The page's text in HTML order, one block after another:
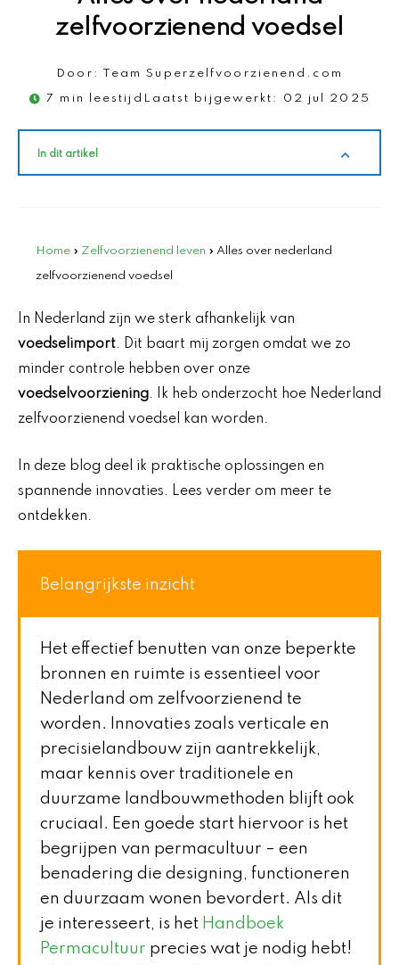
zelfvoorzienend voedsel
Door: Team Superzelfvoorzienend.com
7 min leestijd Laatst bijgewerkt: 02 jul 2025
In dit artikel
Home » Zelfvoorzienend leven » Alles over nederland
zelfvoorzienend voedsel
In Nederland zijn we sterk afhankelijk van
voedselimport. Dit baart mij zorgen omdat we zo
minder controle hebben over onze
voedselvoorziening. Ik heb onderzocht hoe Nederland
zelfvoorzienend voedsel kan worden.
In deze blog deel ik praktische oplossingen en
spannende innovaties. Lees verder om meer te
ontdekken.
Belangrijkste inzicht
Het effectief benutten van onze beperkte
bronnen en ruimte is essentieel voor
Nederland om zelfvoorzienend te
worden. Innovaties zoals verticale en
precisielandbouw zijn aantrekkelijk,
maar kennis over traditionele en
duurzame landbouwmethoden blijft ook
cruciaal. Een goede start hiervoor is het
begrijpen van permacultuur – een
benadering die designing, functioneren
en duurzaam wonen bevordert. Als dit
je interesseert, is het Handboek
Permacultuur precies wat je nodig hebt!